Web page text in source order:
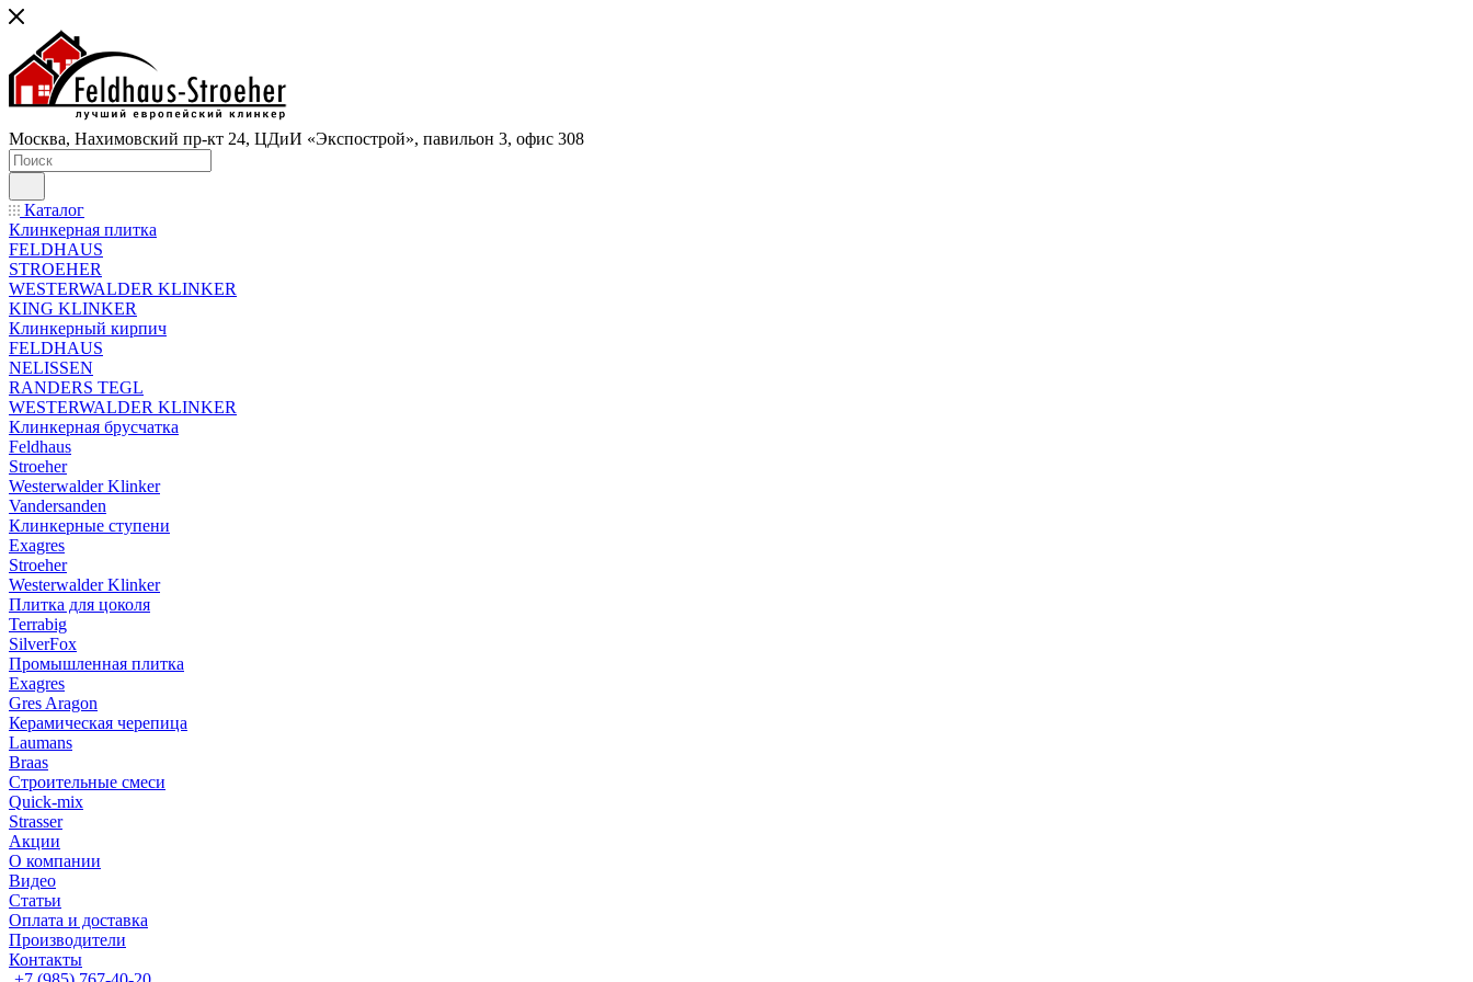
Москва, Нахимовский пр-кт 24, ЦДиИ «Экспострой», павильон 3, офис 308
Каталог
Клинкерная плитка
FELDHAUS
STROEHER
WESTERWALDER KLINKER
KING KLINKER
Клинкерный кирпич
FELDHAUS
NELISSEN
RANDERS TEGL
WESTERWALDER KLINKER
Клинкерная брусчатка
Feldhaus
Stroeher
Westerwalder Klinker
Vandersanden
Клинкерные ступени
Exagres
Stroeher
Westerwalder Klinker
Плитка для цоколя
Terrabig
SilverFox
Промышленная плитка
Exagres
Gres Aragon
Керамическая черепица
Laumans
Braas
Строительные смеси
Quick-mix
Strasser
Акции
О компании
Видео
Статьи
Оплата и доставка
Производители
Контакты